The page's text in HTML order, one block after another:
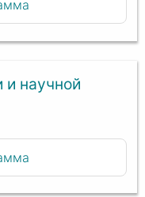
и научной